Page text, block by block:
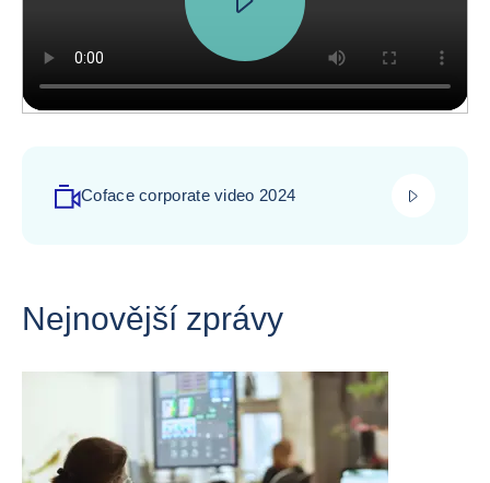
Coface corporate video 2024
Nejnovější zprávy